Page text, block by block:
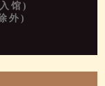
馆)
外)